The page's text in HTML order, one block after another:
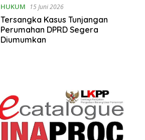
HUKUM 15 Juni 2026
Tersangka Kasus Tunjangan
Perumahan DPRD Segera
Diumumkan